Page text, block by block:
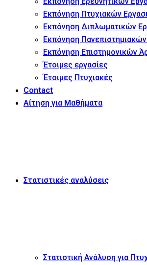
Εκπόνηση Πτυχιακών
Εκπόνηση Διπλωματικών
Εκπόνηση
Εκπόνηση Επιστημονικών
Έτοιμες εργασίες
Έτοιμες Πτυχιακές
Contact
Αίτηση για Μαθήματα
Στατιστικές αναλύσεις
Στατιστική Ανάλυση για